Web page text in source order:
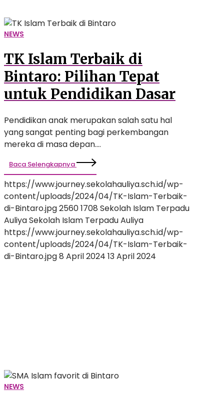
NEWS
TK Islam Terbaik di
Bintaro: Pilihan Tepat
untuk Pendidikan Dasar
Pendidikan anak merupakan salah satu hal
yang sangat penting bagi perkembangan
mereka di masa depan.…
Baca Selengkapnya
https://www.journey.sekolahauliya.sch.id/wp-
content/uploads/2024/04/TK-Islam-Terbaik-
di-Bintaro.jpg25601708 Sekolah Islam Terpadu
AuliyaSekolah Islam Terpadu Auliya
https://www.journey.sekolahauliya.sch.id/wp-
content/uploads/2024/04/TK-Islam-Terbaik-
di-Bintaro.jpg8 April 2024 13 April 2024
NEWS